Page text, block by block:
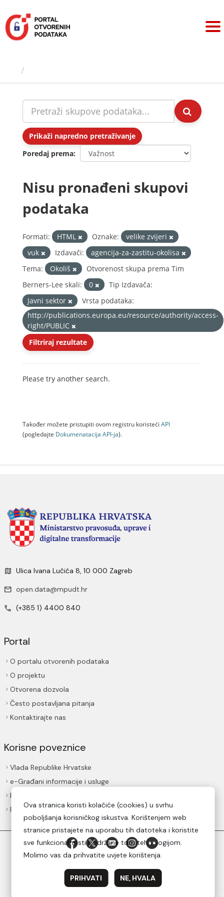
sadržaj
Prikaži napredno pretraživanje
Poredaj prema
Nisu pronađeni skupovi
podataka
Formati: HTML Oznake:
velike zvijeri
vuk
Izdavači:
agencija-za-zastitu-okolisa
Tema:
Okoliš
Otvorenost skupa prema Tim
Berners-Lee skali:
0
Tip Izdavača:
Javni sektor
Vrsta podataka:
http://publications.europa.eu/resource/authority/access-
right/PUBLIC
Filtriraj rezultate
Please try another search.
Također možete pristupiti ovom registru koristeći API
(pogledajte Dokumenаtаcijа API-jа).